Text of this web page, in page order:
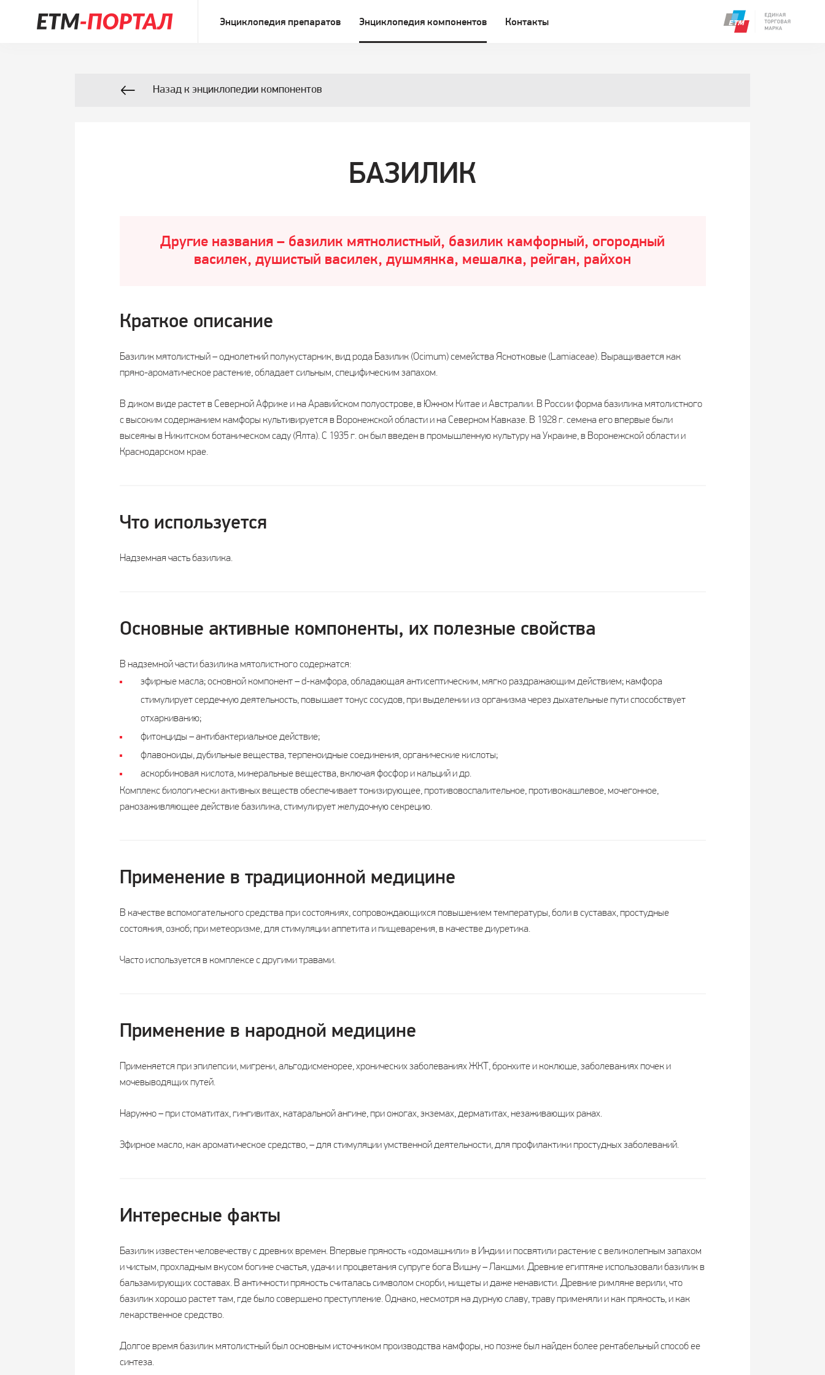
Энциклопедия препаратов Энциклопедия компонентов Контакты
Назад к энциклопедии компонентов
БАЗИЛИК
Другие названия – базилик мятнолистный, базилик камфорный, огородный
василек, душистый василек, душмянка, мешалка, рейган, райхон
Краткое описание
Базилик мятолистный – однолетний полукустарник, вид рода Базилик (Ocimum) семейства Яснотковые (Lamiaceae). Выращивается как
пряно-ароматическое растение, обладает сильным, специфическим запахом.
В диком виде растет в Северной Африке и на Аравийском полуострове, в Южном Китае и Австралии. В России форма базилика мятолистного
с высоким содержанием камфоры культивируется в Воронежской области и на Северном Кавказе. В 1928 г. семена его впервые были
высеяны в Никитском ботаническом саду (Ялта). С 1935 г. он был введен в промышленную культуру на Украине, в Воронежской области и
Краснодарском крае.
Что используется
Надземная часть базилика.
Основные активные компоненты, их полезные свойства
В надземной части базилика мятолистного содержатся:
эфирные масла; основной компонент – d-камфора, обладающая антисептическим, мягко раздражающим действием; камфора
стимулирует сердечную деятельность, повышает тонус сосудов, при выделении из организма через дыхательные пути способствует
отхаркиванию;
фитонциды – антибактериальное действие;
флавоноиды, дубильные вещества, терпеноидные соединения, органические кислоты;
аскорбиновая кислота, минеральные вещества, включая фосфор и кальций и др.
Комплекс биологически активных веществ обеспечивает тонизирующее, противовоспалительное, противокашлевое, мочегонное,
ранозаживляющее действие базилика, стимулирует желудочную секрецию.
Применение в традиционной медицине
В качестве вспомогательного средства при состояниях, сопровождающихся повышением температуры, боли в суставах, простудные
состояния, озноб; при метеоризме, для стимуляции аппетита и пищеварения, в качестве диуретика.
Часто используется в комплексе с другими травами.
Применение в народной медицине
Применяется при эпилепсии, мигрени, альгодисменорее, хронических заболеваниях ЖКТ, бронхите и коклюше, заболеваниях почек и
мочевыводящих путей.
Наружно – при стоматитах, гингивитах, катаральной ангине, при ожогах, экземах, дерматитах, незаживающих ранах.
Эфирное масло, как ароматическое средство, – для стимуляции умственной деятельности, для профилактики простудных заболеваний.
Интересные факты
Базилик известен человечеству с древних времен. Впервые пряность «одомашнили» в Индии и посвятили растение с великолепным запахом
и чистым, прохладным вкусом богине счастья, удачи и процветания супруге бога Вишну – Лакшми. Древние египтяне использовали базилик в
бальзамирующих составах. В античности пряность считалась символом скорби, нищеты и даже ненависти. Древние римляне верили, что
базилик хорошо растет там, где было совершено преступление. Однако, несмотря на дурную славу, траву применяли и как пряность, и как
лекарственное средство.
Долгое время базилик мятолистный был основным источником производства камфоры, но позже был найден более рентабельный способ ее
синтеза.